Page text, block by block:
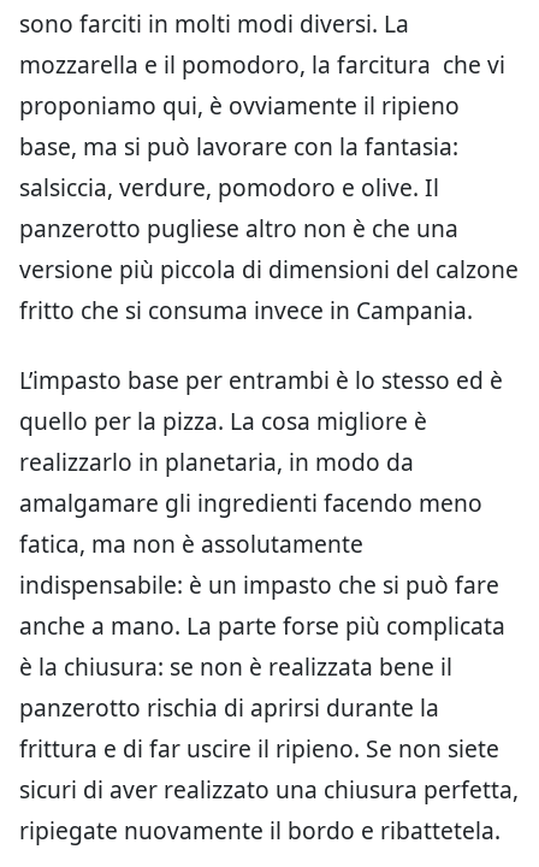
sono farciti in molti modi diversi. La
mozzarella e il pomodoro, la farcitura che vi
proponiamo qui, è ovviamente il ripieno
base, ma si può lavorare con la fantasia:
salsiccia, verdure, pomodoro e olive. Il
panzerotto pugliese altro non è che una
versione più piccola di dimensioni del calzone
fritto che si consuma invece in Campania.
L’impasto base per entrambi è lo stesso ed è
quello per la pizza. La cosa migliore è
realizzarlo in planetaria, in modo da
amalgamare gli ingredienti facendo meno
fatica, ma non è assolutamente
indispensabile: è un impasto che si può fare
anche a mano. La parte forse più complicata
è la chiusura: se non è realizzata bene il
panzerotto rischia di aprirsi durante la
frittura e di far uscire il ripieno. Se non siete
sicuri di aver realizzato una chiusura perfetta,
ripiegate nuovamente il bordo e ribattetela.